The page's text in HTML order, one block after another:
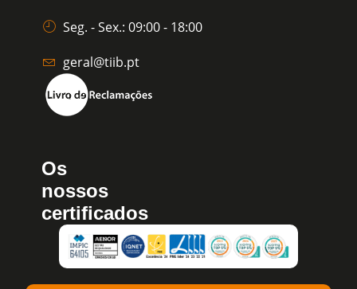
Seg. - Sex.: 09:00 - 18:00
geral@tiib.pt
Os
nossos
certificados